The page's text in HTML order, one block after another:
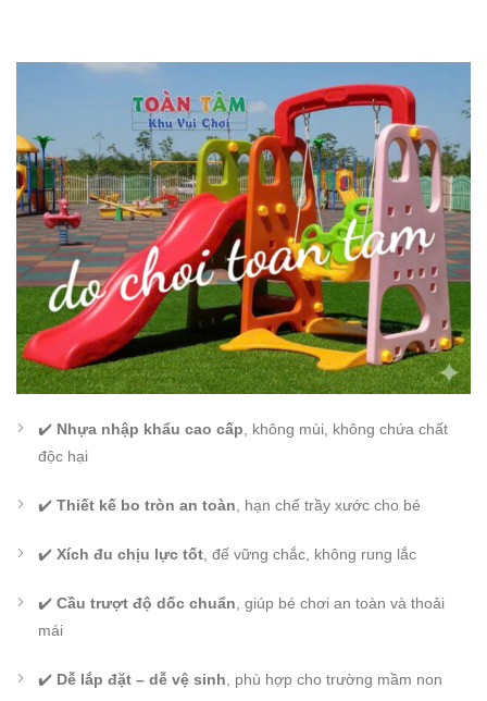
✔️ Nhựa nhập khẩu cao cấp , không mùi, không chứa chất
độc hại
✔️ Thiết kế bo tròn an toàn , hạn chế trầy xước cho bé
✔️ Xích đu chịu lực tốt , đế vững chắc, không rung lắc
✔️ Cầu trượt độ dốc chuẩn , giúp bé chơi an toàn và thoải
mái
✔️ Dễ lắp đặt – dễ vệ sinh , phù hợp cho trường mầm non